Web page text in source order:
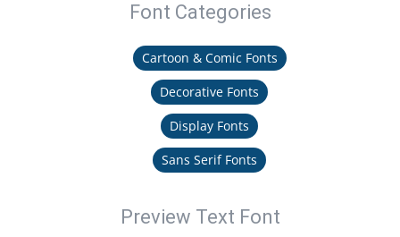
Font Categories
Cartoon & Comic Fonts
Decorative Fonts
Display Fonts
Sans Serif Fonts
Preview Text Font